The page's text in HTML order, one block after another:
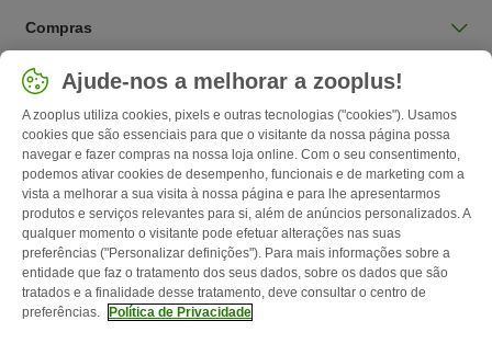
Compras
Selecionar país
Portugal / PT
Follow zooplus
Ajude-nos a melhorar a zooplus!
A zooplus utiliza cookies, pixels e outras tecnologias ("cookies"). Usamos
cookies que são essenciais para que o visitante da nossa página possa
navegar e fazer compras na nossa loja online. Com o seu consentimento,
podemos ativar cookies de desempenho, funcionais e de marketing com a
vista a melhorar a sua visita à nossa página e para lhe apresentarmos
produtos e serviços relevantes para si, além de anúncios personalizados. A
qualquer momento o visitante pode efetuar alterações nas suas
preferências ("Personalizar definições"). Para mais informações sobre a
entidade que faz o tratamento dos seus dados, sobre os dados que são
tratados e a finalidade desse tratamento, deve consultar o centro de
preferências.
Política de Privacidade